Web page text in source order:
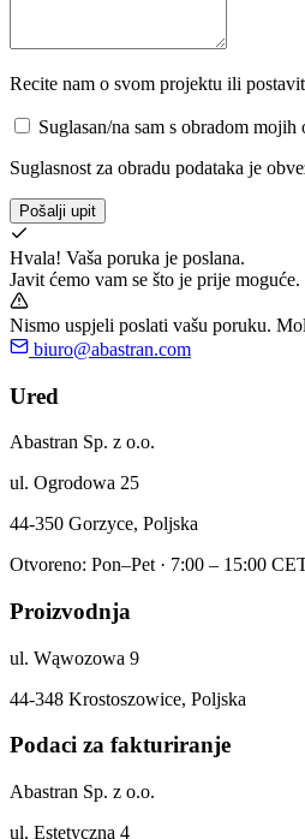
Recite nam o svom projektu ili
Suglasan/na sam s obradom
Suglasnost za obradu podataka je
Pošalji upit
Hvala! Vaša poruka je poslana.
Javit ćemo vam se što je prije moguće.
Nismo uspjeli poslati vašu poruku.
biuro@abastran.com
Ured
Abastran Sp. z o.o.
ul. Ogrodowa 25
44-350 Gorzyce, Poljska
Otvoreno: Pon–Pet · 7:00 – 15:00
Proizvodnja
ul. Wąwozowa 9
44-348 Krostoszowice, Poljska
Podaci za fakturiranje
Abastran Sp. z o.o.
ul. Estetyczna 4